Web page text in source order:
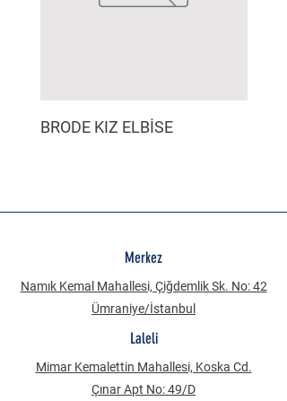
BRODE KIZ ELBİSE
Merkez
Namık Kemal Mahallesi, Çiğdemlik Sk. No: 42
Ümraniye/İstanbul
Laleli
Mimar Kemalettin Mahallesi, Koska Cd.
Çınar Apt No: 49/D